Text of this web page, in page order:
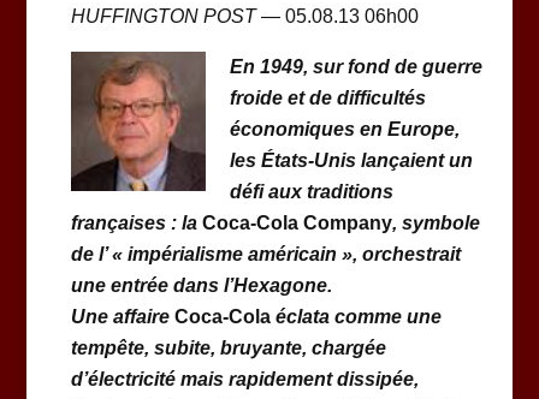
HUFFINGTON POST— 05.08.13 06h00
En 1949, sur fond de guerre
froide et de difficultés
économiques en Europe,
les États-Unis lançaient un
défi aux traditions
françaises : la Coca-Cola Company, symbole
de l’ « impérialisme américain », orchestrait
une entrée dans l’Hexagone.
Une affaire Coca-Cola éclata comme une
tempête, subite, bruyante, chargée
d’électricité mais rapidement dissipée,